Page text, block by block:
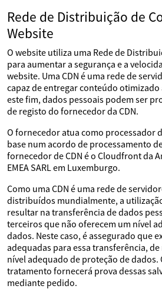
Rede de Distribuição de
Website
O website utiliza uma Rede de
para aumentar a segurança e a
website. Uma CDN é uma rede de
capaz de entregar conteúdo otimizado
este fim, dados pessoais podem ser
de registo do fornecedor da CDN.
O fornecedor atua como processador
base num acordo de processamento
fornecedor de CDN é o Cloudfront da
EMEA SARL em Luxemburgo.
Como uma CDN é uma rede de
distribuídos mundialmente, a
resultar na transferência de dados
terceiros que não oferecem um nível
dados. Neste caso, é assegurado que
adequadas para essa transferência,
nível adequado de proteção de dados.
tratamento fornecerá prova dessas
mediante pedido.